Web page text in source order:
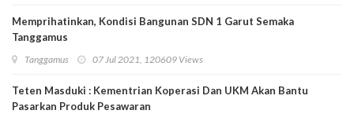
Memprihatinkan, Kondisi Bangunan SDN 1 Garut Semaka
Tanggamus
Tanggamus 07 Jul 2021, 120609 Views
Teten Masduki : Kementrian Koperasi Dan UKM Akan Bantu
Pasarkan Produk Pesawaran